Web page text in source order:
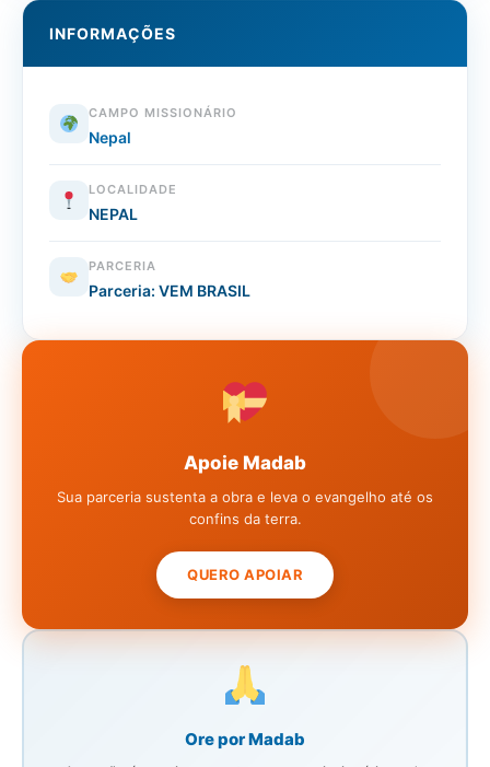
INFORMAÇÕES
CAMPO MISSIONÁRIO
Nepal
LOCALIDADE
NEPAL
PARCERIA
Parceria: VEM BRASIL
Apoie Madab
Sua parceria sustenta a obra e leva o evangelho até os
confins da terra.
QUERO APOIAR
Ore por Madab